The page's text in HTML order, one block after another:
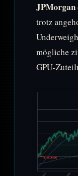
JPMorgan
trotz
mögliche
GPU-